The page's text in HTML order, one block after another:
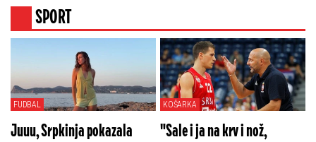
SPORT
FUDBAL
Juuu, Srpkinja pokazala
KOŠARKA
"Sale i ja na krv i nož,